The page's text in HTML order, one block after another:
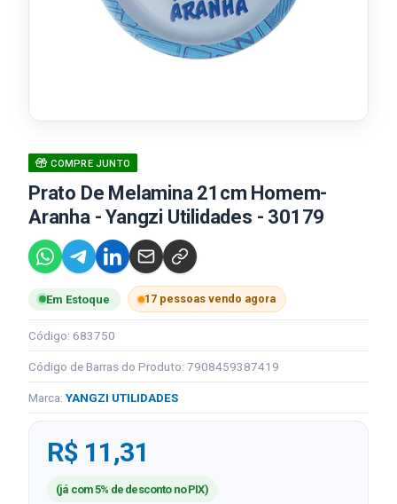
COMPRE JUNTO
Prato De Melamina 21cm Homem-
Aranha - Yangzi Utilidades - 30179
Em Estoque 17 pessoas vendo agora
Código: 683750
Código de Barras do Produto: 7908459387419
Marca: YANGZI UTILIDADES
R$ 11,31
(já com 5% de desconto no PIX)